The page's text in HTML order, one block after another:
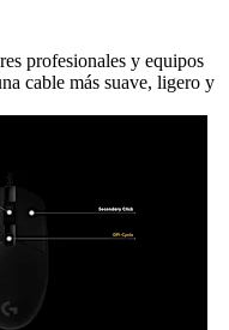
profesionales y equipos
cable más suave, ligero y